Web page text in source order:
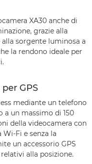
XA30 anche di
grazie alla
sorgente luminosa a
la rendono ideale per
GPS
mediante un telefono
a un massimo di 150
della videocamera con
Fi e senza la
un accessorio GPS
alla posizione.